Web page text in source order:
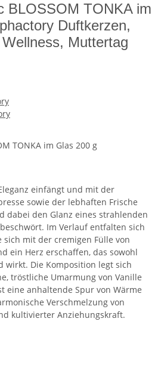
BLOSSOM TONKA im
Duftkerzen,
Muttertag
TONKA im Glas 200 g
einfängt und mit der
sowie der lebhaften Frische
dabei den Glanz eines strahlenden
Im Verlauf entfalten sich
mit der cremigen Fülle von
ein Herz erschaffen, das sowohl
wirkt. Die Komposition legt sich
tröstliche Umarmung von Vanille
eine anhaltende Spur von Wärme
Verschmelzung von
kultivierter Anziehungskraft.